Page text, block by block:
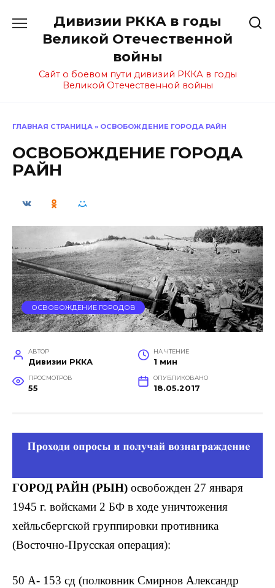
содержанию
Дивизии РККА в годы
Великой Отечественной
войны
Сайт о боевом пути дивизий РККА в годы
Великой Отечественной войны
ГЛАВНАЯ СТРАНИЦА » ОСВОБОЖДЕНИЕ ГОРОДА РАЙН
ОСВОБОЖДЕНИЕ ГОРОДА
РАЙН
ОСВОБОЖДЕНИЕ ГОРОДОВ
АВТОР
Дивизии РККА
НА ЧТЕНИЕ
1 мин
ПРОСМОТРОВ
55
ОПУБЛИКОВАНО
18.05.2017
ГОРОД РАЙН (РЫН) освобожден 27 января
1945 г. войсками 2 БФ в ходе уничтожения
хейльсбергской группировки противника
(Восточно-Прусская операция):
50 А- 153 сд (полковник Смирнов Александр